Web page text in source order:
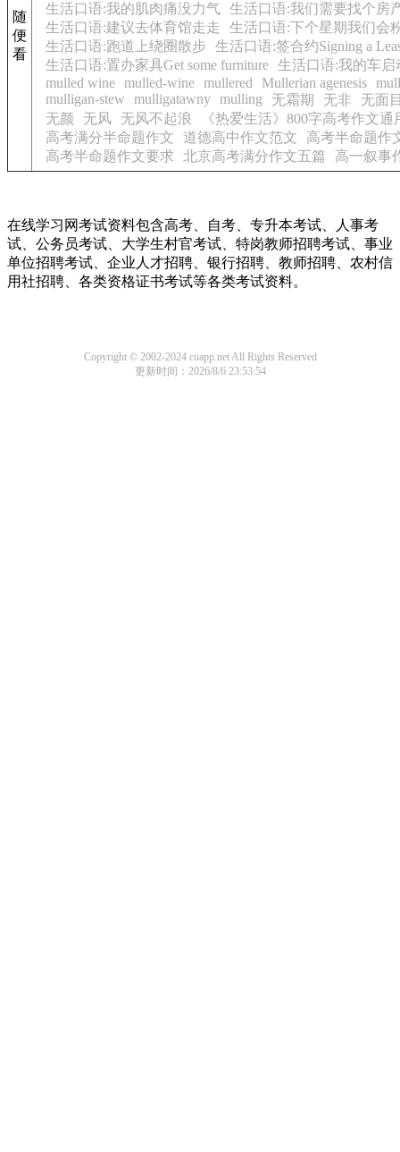
随
便
看
生活口语:我的肌肉痛没力气 生活口语:我们需要找个房
生活口语:建议去体育馆走走
生活口语:下个星期我们会
生活口语:跑道上绕圈散步 生活口语:签合约Signing a
生活口语:置办家具Get some furniture 生活口语:我的车启
mulled wine mulled-wine mullered Mullerian agenesis
mulligan-stew
mulligatawny mulling 无霜期 无非
无面
无颜
无风 无风不起浪
《热爱生活》800字高考作文通
高考满分半命题作文
道德高中作文范文
高考半命题作
高考半命题作文要求
北京高考满分作文五篇 高一叙事
在线学习网考试资料包含高考、自考、专升本考试、人事考
试、公务员考试、大学生村官考试、特岗教师招聘考试、事业
单位招聘考试、企业人才招聘、银行招聘、教师招聘、农村信
用社招聘、各类资格证书考试等各类考试资料。
Copyright © 2002-2024 cuapp.net All Rights Reserved
更新时间：2026/8/6 23:53:54